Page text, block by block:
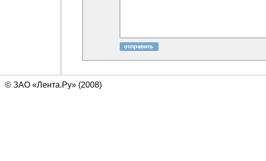
© ЗАО «Лента.Ру» (2008)